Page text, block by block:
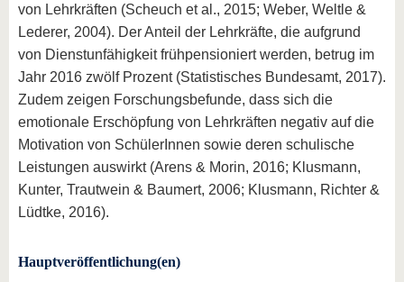
von Lehrkräften (Scheuch et al., 2015; Weber, Weltle &
Lederer, 2004). Der Anteil der Lehrkräfte, die aufgrund
von Dienstunfähigkeit frühpensioniert werden, betrug im
Jahr 2016 zwölf Prozent (Statistisches Bundesamt, 2017).
Zudem zeigen Forschungsbefunde, dass sich die
emotionale Erschöpfung von Lehrkräften negativ auf die
Motivation von SchülerInnen sowie deren schulische
Leistungen auswirkt (Arens & Morin, 2016; Klusmann,
Kunter, Trautwein & Baumert, 2006; Klusmann, Richter &
Lüdtke, 2016).
Hauptveröffentlichung(en)